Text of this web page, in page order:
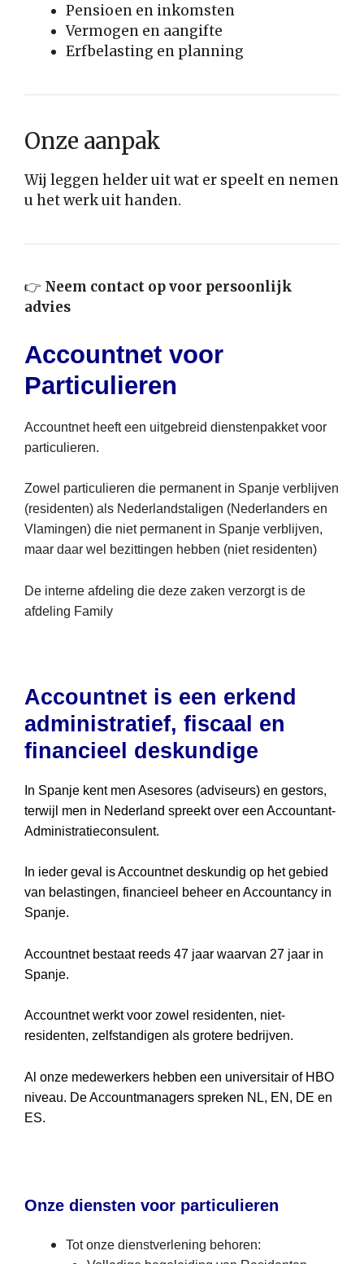
Pensioen en inkomsten
Vermogen en aangifte
Erfbelasting en planning
Onze aanpak
Wij leggen helder uit wat er speelt en nemen
u het werk uit handen.
👉 Neem contact op voor persoonlijk
advies
Accountnet voor
Particulieren
Accountnet heeft een uitgebreid dienstenpakket voor
particulieren.
Zowel particulieren die permanent in Spanje verblijven
(residenten) als Nederlandstaligen (Nederlanders en
Vlamingen) die niet permanent in Spanje verblijven,
maar daar wel bezittingen hebben (niet residenten)
De interne afdeling die deze zaken verzorgt is de
afdeling Family
Accountnet is een erkend
administratief, fiscaal en
financieel deskundige
In Spanje kent men Asesores (adviseurs) en gestors,
terwijl men in Nederland spreekt over een Accountant-
Administratieconsulent.
In ieder geval is Accountnet deskundig op het gebied
van belastingen, financieel beheer en Accountancy in
Spanje.
Accountnet bestaat reeds 47 jaar waarvan 27 jaar in
Spanje.
Accountnet werkt voor zowel residenten, niet-
residenten, zelfstandigen als grotere bedrijven.
Al onze medewerkers hebben een universitair of HBO
niveau. De Accountmanagers spreken NL, EN, DE en
ES.
Onze diensten voor particulieren
Tot onze dienstverlening behoren: